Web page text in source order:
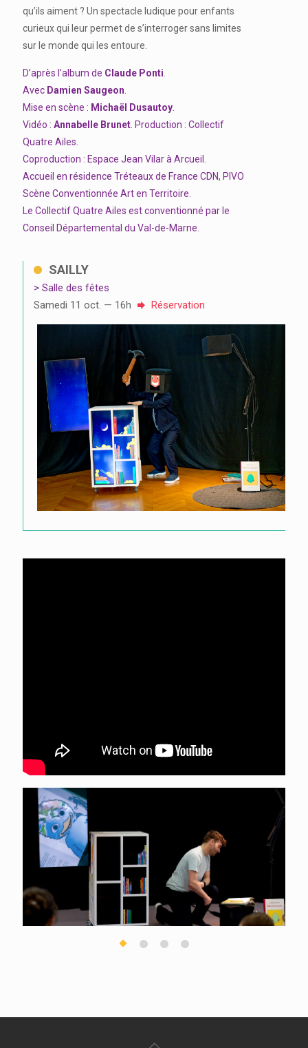
qu’ils aiment ? Un spectacle ludique pour enfants
curieux qui leur permet de s’interroger sans limites
sur le monde qui les entoure.
D’après l’album de Claude Ponti
Avec Damien Saugeon
Mise en scène : Michaël Dusautoy
Vidéo : Annabelle Brunet . Production : Collectif
Quatre Ailes.
Coproduction : Espace Jean Vilar à Arcueil.
Accueil en résidence Tréteaux de France CDN, PIVO
Scène Conventionnée Art en Territoire.
Le Collectif Quatre Ailes est conventionné par le
Conseil Départemental du Val-de-Marne.
SAILLY
> Salle des fêtes
Samedi 11 oct. — 16h
Réservation